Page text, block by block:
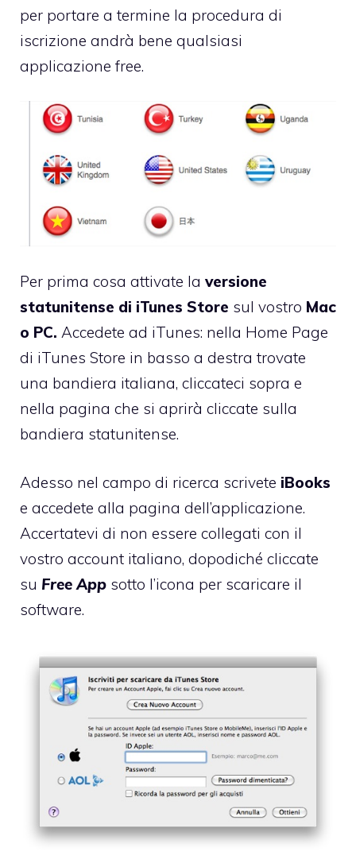
per portare a termine la procedura di
iscrizione andrà bene qualsiasi
applicazione free.
Per prima cosa attivate la versione
statunitense di iTunes Store sul vostro Mac
o PC. Accedete ad iTunes: nella Home Page
di iTunes Store in basso a destra trovate
una bandiera italiana, cliccateci sopra e
nella pagina che si aprirà cliccate sulla
bandiera statunitense.
Adesso nel campo di ricerca scrivete iBooks
e accedete alla pagina dell’applicazione.
Accertatevi di non essere collegati con il
vostro account italiano, dopodiché cliccate
su Free App sotto l’icona per scaricare il
software.